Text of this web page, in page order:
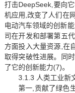
打击DeepSeek,要向
机应用,改变了人们在
电动汽车领域的创新
司在开发和部署第五
方面投入大量资源,在
取得突破性进展。同
了它的创新能力(7)。
3.1.3 人类工业新
第一,贡献了绿色